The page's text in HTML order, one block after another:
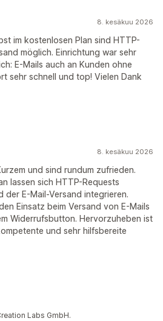
8. kesäkuu 2026
im kostenlosen Plan sind HTTP-
möglich. Einrichtung war sehr
E-Mails auch an Kunden ohne
sehr schnell und top! Vielen Dank
8. kesäkuu 2026
und sind rundum zufrieden.
lassen sich HTTP-Requests
der E-Mail-Versand integrieren.
Einsatz beim Versand von E-Mails
Widerrufsbutton. Hervorzuheben ist
und sehr hilfsbereite
Labs GmbH.